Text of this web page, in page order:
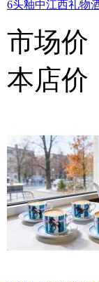
6头釉中江西礼物
市场价
本店价